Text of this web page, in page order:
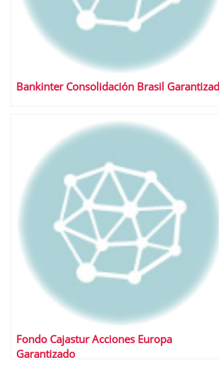
Bankinter Consolidación Brasil
Fondo Cajastur Acciones Europa
Garantizado